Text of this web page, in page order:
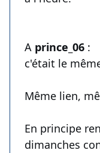
A prince_06 :
c'était le
Même lien,
En principe
dimanches